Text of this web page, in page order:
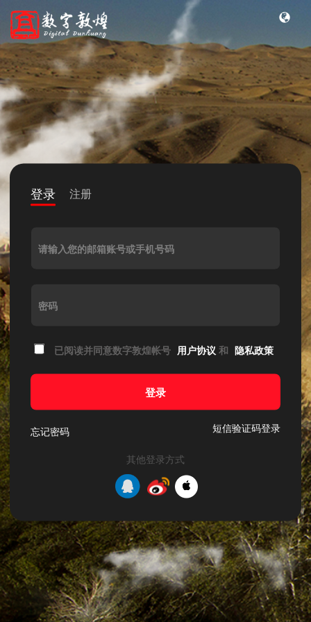
登录 注册
请输入您的邮箱账号或手机号码
密码
已阅读并同意数字敦煌帐号 用户协议 和 隐私政策
登录
忘记密码 短信验证码登录
其他登录方式